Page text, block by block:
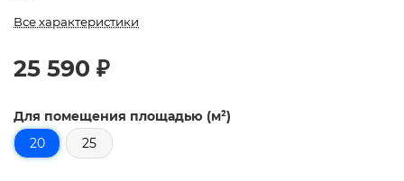
Все характеристики
25 590 ₽
Для помещения площадью (м²)
20
25